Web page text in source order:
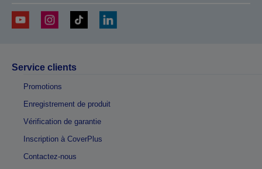
Service clients
Promotions
Enregistrement de produit
Vérification de garantie
Inscription à CoverPlus
Contactez-nous